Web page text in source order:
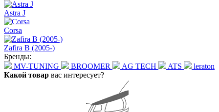
Astra J
Corsa
Zafira B (2005-)
Бренды:
MV-TUNING
BROOMER AG TECH ATS
leraton
Какой товар вас интересует?